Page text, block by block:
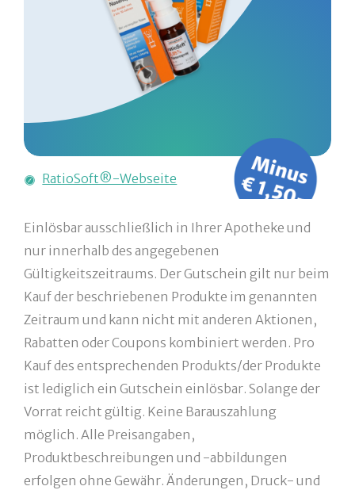
RatioSoft®-Webseite
Einlösbar ausschließlich in Ihrer Apotheke und
nur innerhalb des angegebenen
Gültigkeitszeitraums. Der Gutschein gilt nur beim
Kauf der beschriebenen Produkte im genannten
Zeitraum und kann nicht mit anderen Aktionen,
Rabatten oder Coupons kombiniert werden. Pro
Kauf des entsprechenden Produkts/der Produkte
ist lediglich ein Gutschein einlösbar. Solange der
Vorrat reicht gültig. Keine Barauszahlung
möglich. Alle Preisangaben,
Produktbeschreibungen und -abbildungen
erfolgen ohne Gewähr. Änderungen, Druck- und